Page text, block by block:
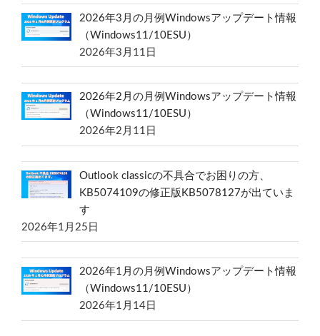
2026年3月の月例Windowsアップデート情報
（Windows11/10ESU）
2026年3月11日
2026年2月の月例Windowsアップデート情報
（Windows11/10ESU）
2026年2月11日
Outlook classicの不具合でお困りの方、
KB5074109の修正版KB5078127が出ていま
す
2026年1月25日
2026年1月の月例Windowsアップデート情報
（Windows11/10ESU）
2026年1月14日